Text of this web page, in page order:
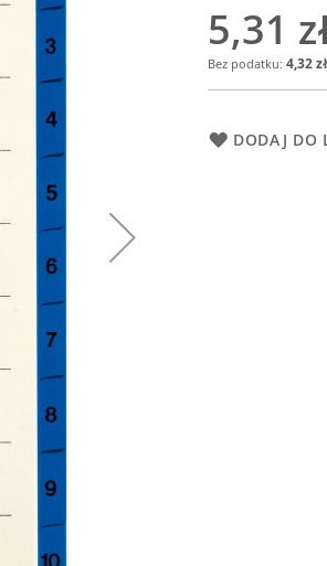
5,31
4,32 zł
DODAJ DO